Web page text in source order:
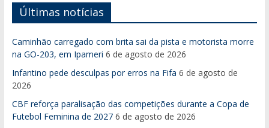
Últimas notícias
Caminhão carregado com brita sai da pista e motorista morre
na GO-203, em Ipameri 6 de agosto de 2026
Infantino pede desculpas por erros na Fifa 6 de agosto de
2026
CBF reforça paralisação das competições durante a Copa de
Futebol Feminina de 2027 6 de agosto de 2026